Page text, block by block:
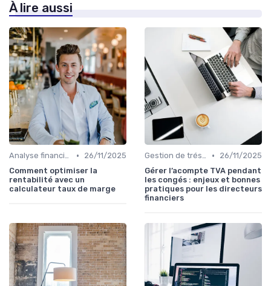
À lire aussi
Analyse financière •
26/11/2025
Comment optimiser la
rentabilité avec un
calculateur taux de marge
Gestion de trésorerie •
26/11/2025
Gérer l’acompte TVA pendant
les congés : enjeux et bonnes
pratiques pour les directeurs
financiers